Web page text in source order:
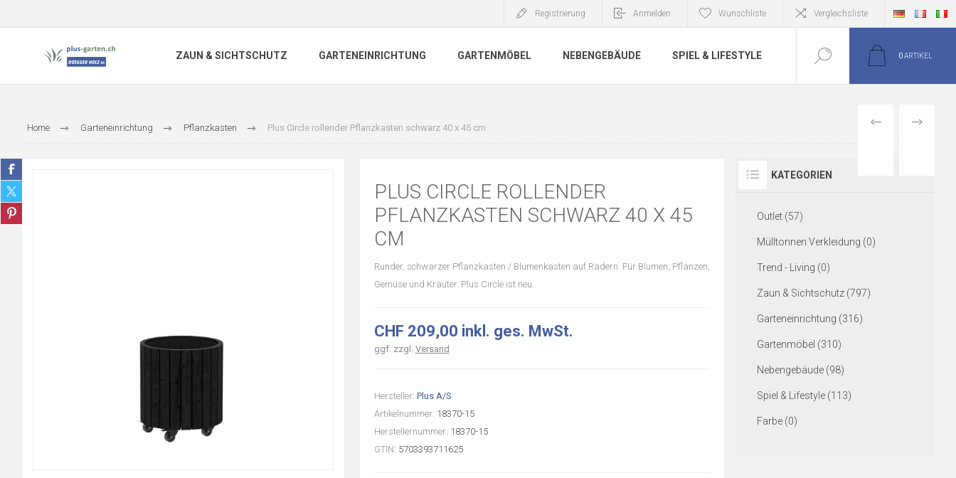
Registrierung Anmelden Wunschliste Vergleichsliste
ZAUN & SICHTSCHUTZ GARTENEINRICHTUNG GARTENMÖBEL NEBENGEBÄUDE SPIEL & LIFESTYLE 0ARTIKEL
Home Garteneinrichtung Pflanzkasten Plus Circle rollender Pflanzkasten schwarz 40 x 45 cm VORIGER
PLUS CIRCLE ROLLENDER
PFLANZKASTEN SCHWARZ 40 X 45
CM
Runder, schwarzer Pflanzkasten / Blumenkasten auf Rädern. Für Blumen, Pflanzen,
Gemüse und Kräuter. Plus Circle ist neu.
CHF 209,00 inkl. ges. MwSt.
ggf. zzgl. Versand
Hersteller: Plus A/S
Artikelnummer: 18370-15
Herstellernummer: 18370-15
GTIN: 5703393711625
KATEGORIEN
Outlet (57)
Mülltonnen Verkleidung (0)
Trend - Living (0)
Zaun & Sichtschutz (797)
Garteneinrichtung (316)
Gartenmöbel (310)
Nebengebäude (98)
Spiel & Lifestyle (113)
Farbe (0)